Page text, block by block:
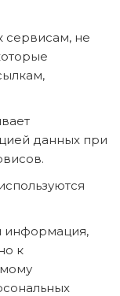
сервисам, не
данных при
информация,
к